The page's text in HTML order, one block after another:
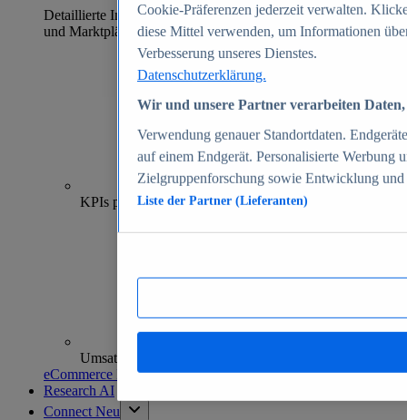
Detaillierte Informationen zu mehr als 39.000 Online-Shops
und Marktplätzen
70+
KPIs pro Shop
Umsatzanalysen und -prognosen
eCommerce Insights entdecken
Research AI
Connect Neu
Cookie-Präferenzen jederzeit verwalten.
diese Mittel verwenden, um Informationen
Verbesserung unseres Dienstes.
Datenschutzerklärung.
Wir und unsere Partner verarbeiten
Verwendung genauer Standortdaten.
auf einem Endgerät. Personalisierte Werbung
Zielgruppenforschung sowie Entwicklung
Liste der Partner (Lieferanten)